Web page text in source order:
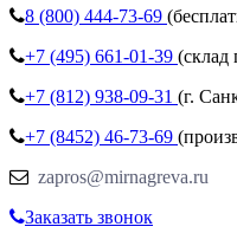
8 (800) 444-73-69
+7 (495) 661-01-39 (склад
+7 (812) 938-09-31 (г.
+7 (8452) 46-73-69
zapros@mirnagreva.ru
Заказать звонок